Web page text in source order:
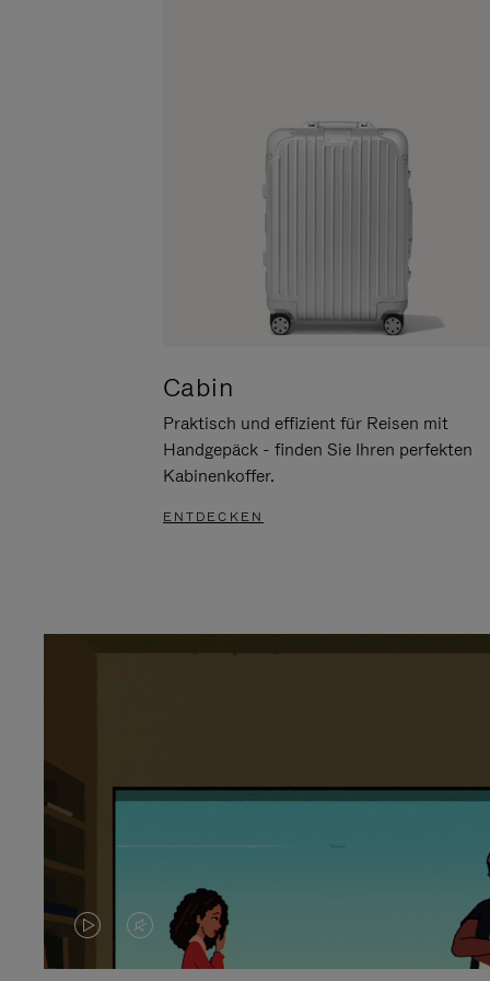
Cabin
Praktisch und effizient für Reisen mit
Handgepäck - finden Sie Ihren perfekten
Kabinenkoffer.
ENTDECKEN
DASVIDEO